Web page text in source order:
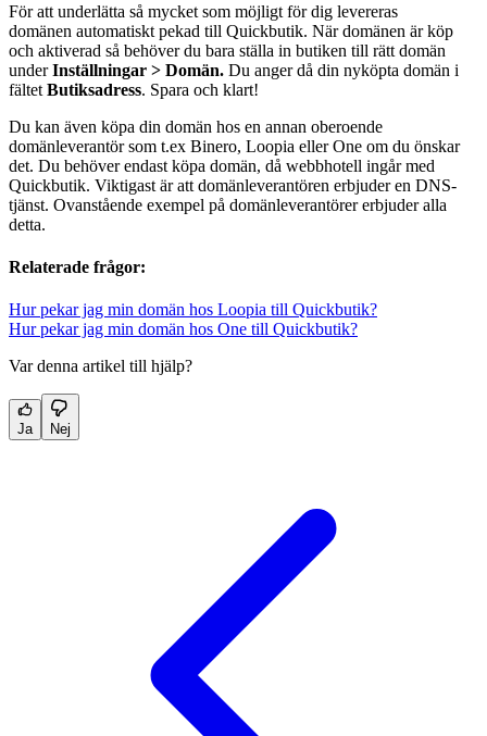
För att underlätta så mycket som möjligt för dig levereras
domänen automatiskt pekad till Quickbutik. När domänen är köp
och aktiverad så behöver du bara ställa in butiken till rätt domän
underInställningar > Domän. Du anger då din nyköpta domän i
fältet Butiksadress. Spara och klart!
Du kan även köpa din domän hos en annan oberoende
domänleverantör som t.ex Binero, Loopia eller One om du önskar
det. Du behöver endast köpa domän, då webbhotell ingår med
Quickbutik. Viktigast är att domänleverantören erbjuder en DNS-
tjänst. Ovanstående exempel på domänleverantörer erbjuder alla
detta.
Relaterade frågor:
Hur pekar jag min domän hos Loopia till Quickbutik?
Hur pekar jag min domän hos One till Quickbutik?
Var denna artikel till hjälp?
Ja Nej